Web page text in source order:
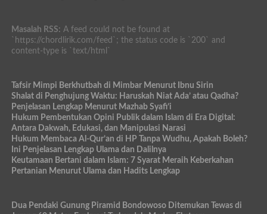
Masalah RSS: A feed could not be found at
`https://chordlirik.com/feed`; the status code is `200` and
content-type is `text/html`
Tafsir Mimpi Berkhutbah di Mimbar Menurut Ibnu Sirin
Shalat di Penghujung Waktu: Haruskah Niat Ada’ atau Qadha?
Penjelasan Lengkap Menurut Mazhab Syafi’i
Hukum Pembentukan Opini Publik dalam Islam di Era Digital:
Antara Dakwah, Edukasi, dan Manipulasi Narasi
Hukum Membaca Al-Qur’an di HP Tanpa Wudhu, Apakah Boleh?
Ini Penjelasan Lengkap Ulama dan Dalilnya
Keutamaan Bertani dalam Islam: 7 Syarat Meraih Keberkahan
Pertanian Menurut Ulama dan Hadits Lengkap
Dua Pendaki Gunung Piramid Bondowoso Ditemukan Tewas di